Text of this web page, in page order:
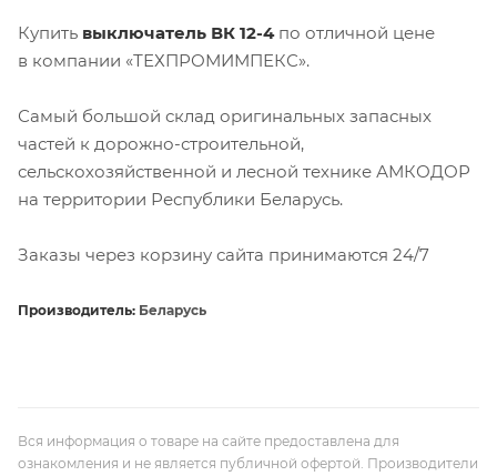
Купить выключатель ВК 12-4по отличной цене
в компании «ТЕХПРОМИМПЕКС».
Самый большой склад оригинальных запасных
частей к дорожно-строительной,
сельскохозяйственной и лесной технике АМКОДОР
на территории Республики Беларусь.
Заказы через корзину сайта принимаются 24/7
Производитель: Беларусь
Вся информация о товаре на сайте предоставлена для
ознакомления и не является публичной офертой. Производители